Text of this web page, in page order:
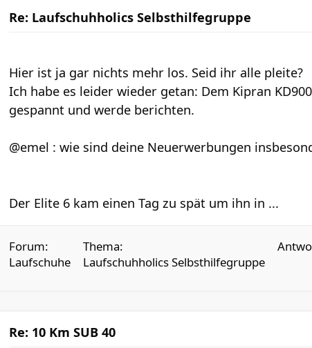
Re: Laufschuhholics Selbsthilfegruppe
Hier ist ja gar nichts mehr los. Seid ihr alle pleite?
Ich habe es leider wieder getan: Dem Kipran
gespannt und werde berichten.
@emel : wie sind deine Neuerwerbungen
Der Elite 6 kam einen Tag zu spät um ihn in ...
Forum:
Laufschuhe
Thema:
Laufschuhholics Selbsthilfegruppe
Re: 10 Km SUB 40